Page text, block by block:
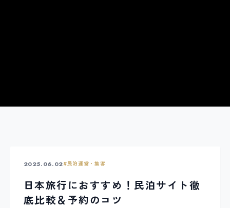
2025.06.02#民泊運営・集客
日本旅行におすすめ！民泊サイト徹
底比較＆予約のコツ